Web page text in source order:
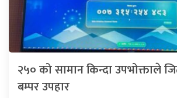
२५० को सामान किन्दा उपभोक्ताले
बम्पर उपहार